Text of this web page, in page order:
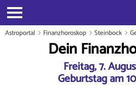
Astroportal Finanzhoroskop Steinbock
Dein
Freitag, 7.
Geburtstag am